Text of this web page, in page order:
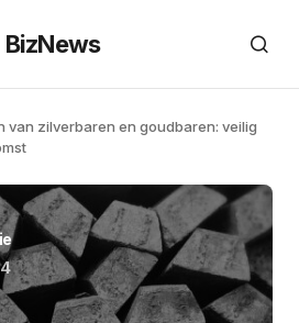
BizNews
van zilverbaren en goudbaren: veilig